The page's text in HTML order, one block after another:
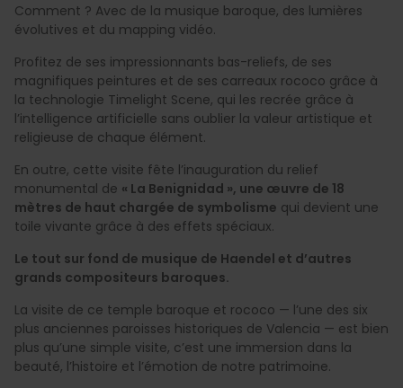
Comment ? Avec de la musique baroque, des lumières
évolutives et du mapping vidéo.
Profitez de ses impressionnants bas-reliefs, de ses
magnifiques peintures et de ses carreaux rococo grâce à
la technologie Timelight Scene, qui les recrée grâce à
l’intelligence artificielle sans oublier la valeur artistique et
religieuse de chaque élément.
En outre, cette visite fête l’inauguration du relief
monumental de « La Benignidad », une œuvre de 18
mètres de haut chargée de symbolisme qui devient une
toile vivante grâce à des effets spéciaux.
Le tout sur fond de musique de Haendel et d’autres
grands compositeurs baroques.
La visite de ce temple baroque et rococo — l’une des six
plus anciennes paroisses historiques de Valencia — est bien
plus qu’une simple visite, c’est une immersion dans la
beauté, l’histoire et l’émotion de notre patrimoine.